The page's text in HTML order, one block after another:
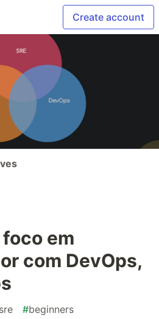
Create account
em
com DevOps,
sre #beginners